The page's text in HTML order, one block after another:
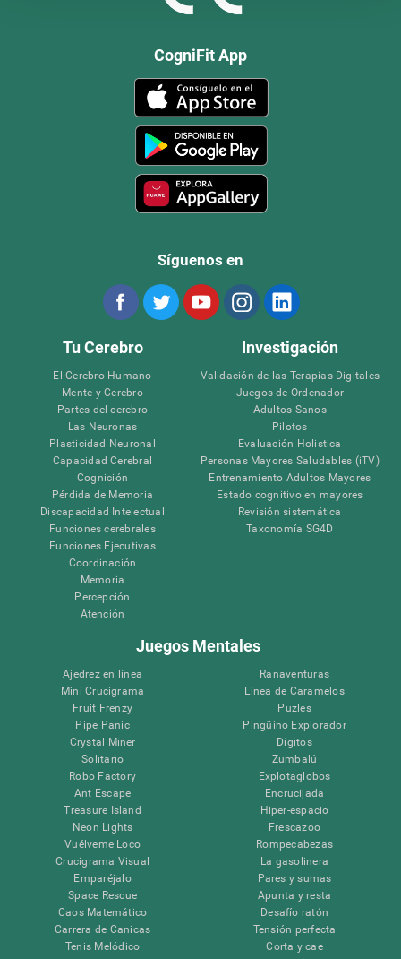
CogniFit App
Síguenos en
Tu Cerebro
El Cerebro Humano
Mente y Cerebro
Partes del cerebro
Las Neuronas
Plasticidad Neuronal
Capacidad Cerebral
Cognición
Pérdida de Memoria
Discapacidad Intelectual
Funciones cerebrales
Funciones Ejecutivas
Coordinación
Memoria
Percepción
Atención
Investigación
Validación de las Terapias Digitales
Juegos de Ordenador
Adultos Sanos
Pilotos
Evaluación Holistica
Personas Mayores Saludables (iTV)
Entrenamiento Adultos Mayores
Estado cognitivo en mayores
Revisión sistemática
Taxonomía SG4D
Juegos Mentales
Ajedrez en línea
Mini Crucigrama
Fruit Frenzy
Pipe Panic
Crystal Miner
Solitario
Robo Factory
Ant Escape
Treasure Island
Neon Lights
Vuélveme Loco
Crucigrama Visual
Emparéjalo
Space Rescue
Caos Matemático
Carrera de Canicas
Tenis Melódico
Ranaventuras
Línea de Caramelos
Puzles
Pingüino Explorador
Dígitos
Zumbalú
Explotaglobos
Encrucijada
Hiper-espacio
Frescazoo
Rompecabezas
La gasolinera
Pares y sumas
Apunta y resta
Desafío ratón
Tensión perfecta
Corta y cae